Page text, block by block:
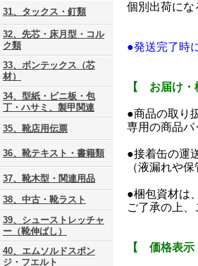
31、タックス・釘類
32、先芯・床月型・コル
ク類
33、ボンテックス（芯
材）
34、型紙・ビニ板・包
丁・ハサミ、製甲関連
35、靴店用伝票
36、靴テキスト・書籍類
37、靴木型・関連用品
38、中古・靴ラスト
39、シューストレッチャ
ー（靴伸ばし）
40、エムソルドスポン
ジ・フエルト
個別出荷にな
●発送完了時
【 お届け・
●商品の取り
専用の商品
●接着缶の運
（液漏れや
●梱包資材は
ご了承の上、
【 価格表示